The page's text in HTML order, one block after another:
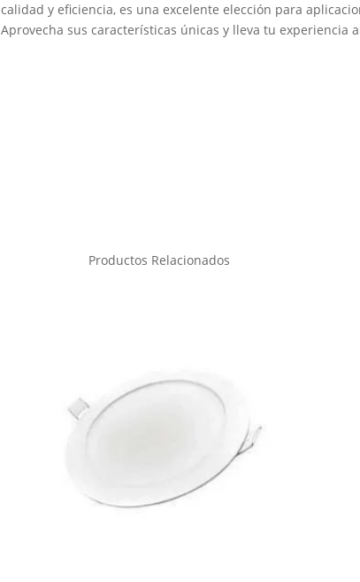
calidad y eficiencia, es una excelente elección para
Aprovecha sus características únicas y lleva tu experiencia
Productos Relacionados